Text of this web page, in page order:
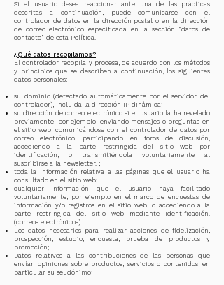
Si el usuario desea reaccionar ante una de las prácticas
descritas a continuación, puede comunicarse con el
controlador de datos en la dirección postal o en la dirección
de correo electrónico especificada en la sección "datos de
contacto" de esta Política.
¿Qué datos recopilamos?
El controlador recopila y procesa, de acuerdo con los métodos
y principios que se describen a continuación, los siguientes
datos personales:
su dominio (detectado automáticamente por el servidor del
controlador), incluida la dirección IP dinámica;
su dirección de correo electrónico si el usuario la ha revelado
previamente, por ejemplo, enviando mensajes o preguntas en
el sitio web, comunicándose con el controlador de datos por
correo electrónico, participando en foros de discusión,
accediendo a la parte restringida del sitio web por
identificación, o transmitiéndola voluntariamente al
suscribirse a la newsletter. ;
toda la información relativa a las páginas que el usuario ha
consultado en el sitio web;
cualquier información que el usuario haya facilitado
voluntariamente, por ejemplo en el marco de encuestas de
información y/o registros en el sitio web, o accediendo a la
parte restringida del sitio web mediante identificación.
(correos electrónicos)
Los datos necesarios para realizar acciones de fidelización,
prospección, estudio, encuesta, prueba de productos y
promoción;
Datos relativos a las contribuciones de las personas que
envían opiniones sobre productos, servicios o contenidos, en
particular su seudónimo;